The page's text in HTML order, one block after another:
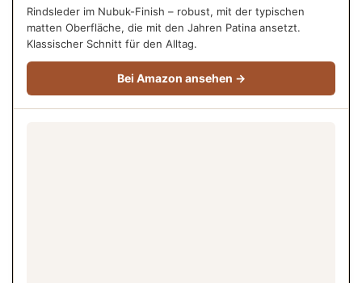
Rindsleder im Nubuk-Finish – robust, mit der typischen
matten Oberfläche, die mit den Jahren Patina ansetzt.
Klassischer Schnitt für den Alltag.
Bei Amazon ansehen →